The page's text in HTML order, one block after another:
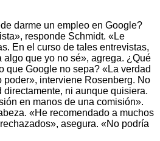
darme un empleo en Google?
responde Schmidt. «Le
En el curso de tales entrevistas,
algo que yo no sé», agrega. ¿Qué
que Google no sepa? «La verdad
poder», interviene Rosenberg. No
directamente, ni aunque quisiera.
en manos de una comisión».
«He recomendado a muchos
asegura. «No podría